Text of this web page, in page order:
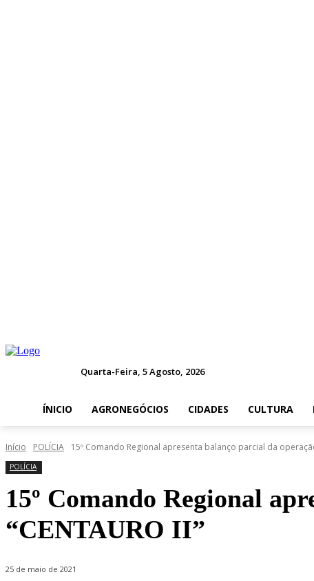
Quarta-Feira, 5 Agosto, 2026
ÍNICIO AGRONEGÓCIOS CIDADES CULTURA
Início POLÍCIA 15º Comando Regional apresenta balanço parcial da
POLÍCIA
15º Comando Regional
“CENTAURO II”
25 de maio de 2021